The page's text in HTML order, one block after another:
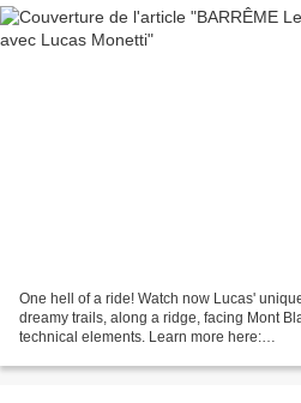
One hell of a ride! Watch now Lucas'
dreamy trails, along a ridge, facing Mont
technical elements. Learn more here: